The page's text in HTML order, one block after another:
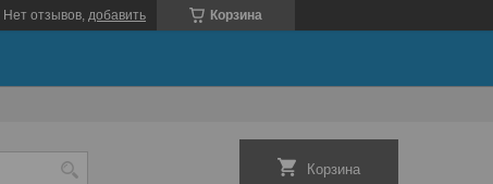
Корзина
Нет отзывов, добавить
Корзина